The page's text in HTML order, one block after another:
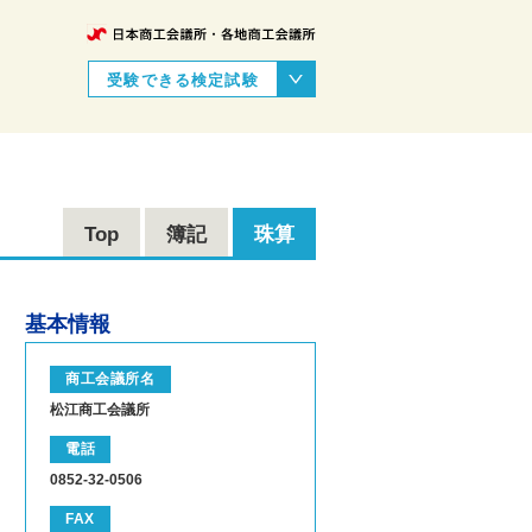
受験できる検定試験
Top 簿記 珠算
基本情報
商工会議所名
松江商工会議所
電話
0852-32-0506
FAX